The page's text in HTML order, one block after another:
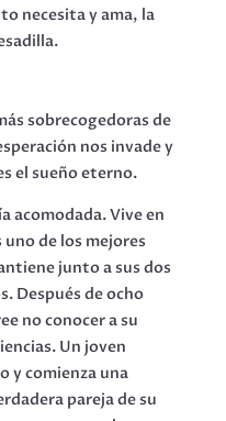
necesita y ama, la
sobrecogedoras de
nos invade y
el sueño eterno.
acomodada. Vive en
uno de los mejores
junto a sus dos
Después de ocho
no conocer a su
Un joven
y comienza una
pareja de su